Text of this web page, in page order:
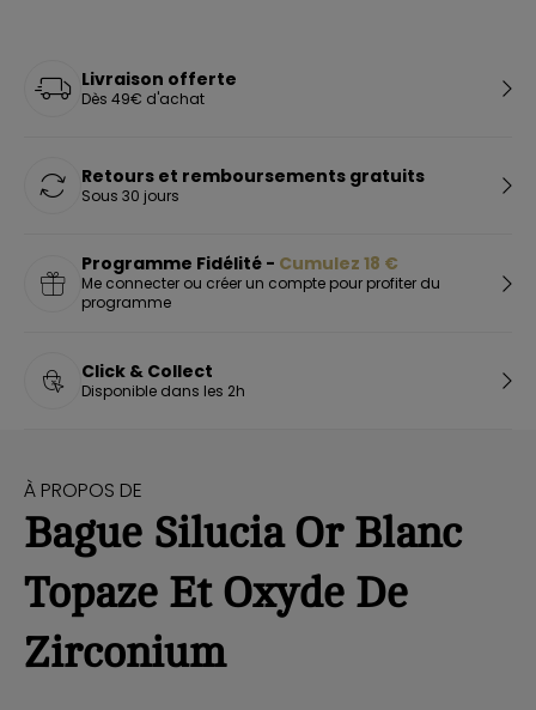
Livraison offerte
Dès 49€ d'achat
Retours et remboursements gratuits
Sous 30 jours
Programme Fidélité - Cumulez 18 €
Me connecter ou créer un compte pour profiter du
programme
Click & Collect
Disponible dans les 2h
À PROPOS DE
Bague Silucia Or Blanc
Topaze Et Oxyde De
Zirconium